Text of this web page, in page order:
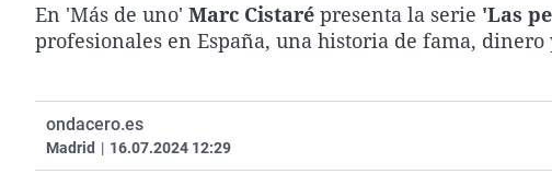
En 'Más de uno' Marc Cistaré presenta la serie 'Las
profesionales en España, una historia de fama,
ondacero.es
Madrid | 16.07.2024 12:29